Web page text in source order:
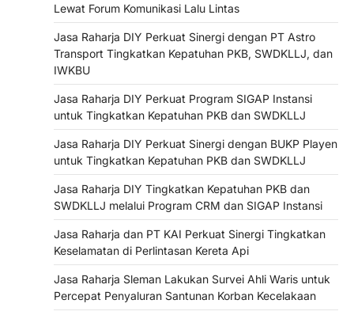
Lewat Forum Komunikasi Lalu Lintas
Jasa Raharja DIY Perkuat Sinergi dengan PT Astro
Transport Tingkatkan Kepatuhan PKB, SWDKLLJ, dan
IWKBU
Jasa Raharja DIY Perkuat Program SIGAP Instansi
untuk Tingkatkan Kepatuhan PKB dan SWDKLLJ
Jasa Raharja DIY Perkuat Sinergi dengan BUKP Playen
untuk Tingkatkan Kepatuhan PKB dan SWDKLLJ
Jasa Raharja DIY Tingkatkan Kepatuhan PKB dan
SWDKLLJ melalui Program CRM dan SIGAP Instansi
Jasa Raharja dan PT KAI Perkuat Sinergi Tingkatkan
Keselamatan di Perlintasan Kereta Api
Jasa Raharja Sleman Lakukan Survei Ahli Waris untuk
Percepat Penyaluran Santunan Korban Kecelakaan